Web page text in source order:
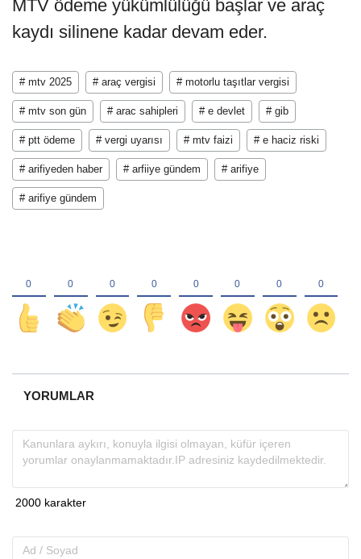
MTV ödeme yükümlülüğü başlar ve araç
kaydı silinene kadar devam eder.
# mtv 2025 # araç vergisi # motorlu taşıtlar vergisi
# mtv son gün # arac sahipleri # e devlet # gib
# ptt ödeme # vergi uyarısı # mtv faizi # e haciz riski
# arifiyeden haber # arfiiye gündem # arifiye
# arifiye gündem
YORUMLAR